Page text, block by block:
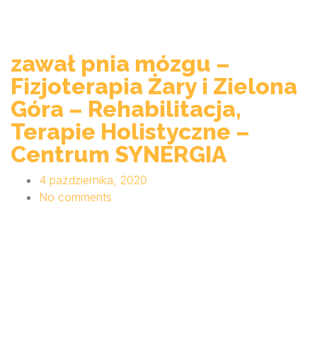
zawał pnia mózgu –
Fizjoterapia Żary i Zielona
Góra – Rehabilitacja,
Terapie Holistyczne –
Centrum SYNERGIA
4 października, 2020
No comments